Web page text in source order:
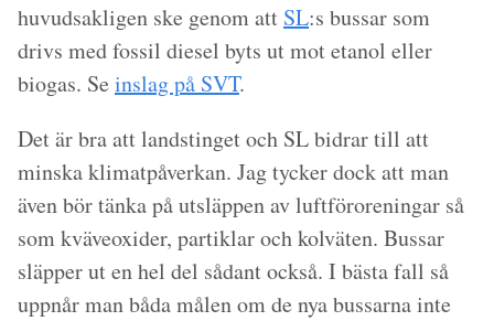
huvudsakligen ske genom att SL:s bussar som
drivs med fossil diesel byts ut mot etanol eller
biogas. Se inslag på SVT.
Det är bra att landstinget och SL bidrar till att
minska klimatpåverkan. Jag tycker dock att man
även bör tänka på utsläppen av luftföroreningar så
som kväveoxider, partiklar och kolväten. Bussar
släpper ut en hel del sådant också. I bästa fall så
uppnår man båda målen om de nya bussarna inte